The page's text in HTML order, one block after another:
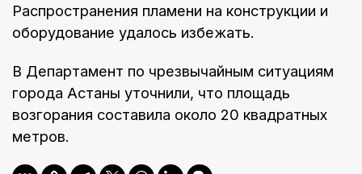
Распространения пламени на конструкции и
оборудование удалось избежать.
В Департамент по чрезвычайным ситуациям
города Астаны уточнили, что площадь
возгорания составила около 20 квадратных
метров.